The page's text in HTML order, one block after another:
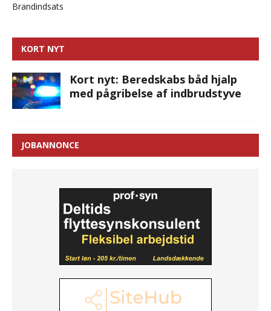
Brandindsats
KORT NYT
Kort nyt: Beredskabs båd hjalp
med pågribelse af indbrudstyve
JOBANNONCE